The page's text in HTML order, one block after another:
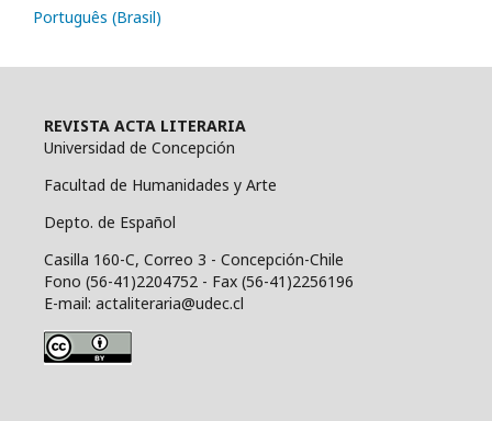
Português (Brasil)
REVISTA ACTA LITERARIA
Universidad de Concepción
Facultad de Humanidades y Arte
Depto. de Español
Casilla 160-C, Correo 3 - Concepción-Chile
Fono (56-41)2204752 - Fax (56-41)2256196
E-mail: actaliteraria@udec.cl